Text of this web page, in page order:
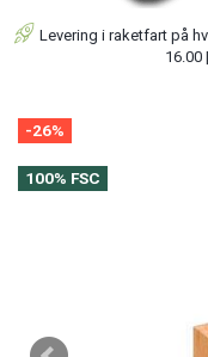
Levering i raketfart på
16.00
-26%
100% FSC